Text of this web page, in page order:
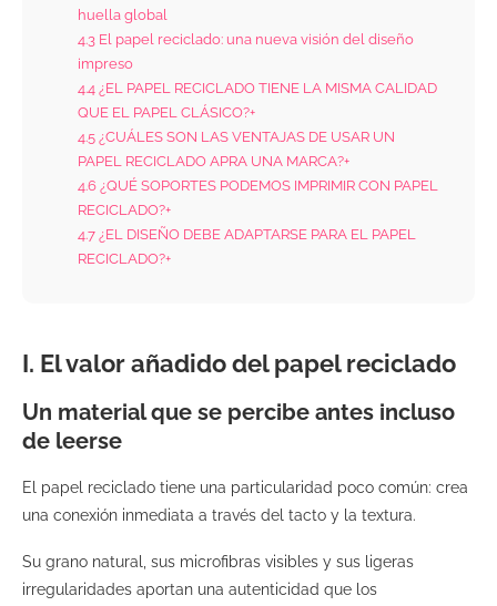
huella global
4.3 El papel reciclado: una nueva visión del diseño
impreso
4.4 ¿EL PAPEL RECICLADO TIENE LA MISMA CALIDAD
QUE EL PAPEL CLÁSICO?+
4.5¿CUÁLES SON LAS VENTAJAS DE USAR UN
PAPEL RECICLADO APRA UNA MARCA?+
4.6¿QUÉ SOPORTES PODEMOS IMPRIMIR CON PAPEL
RECICLADO?+
4.7¿EL DISEÑO DEBE ADAPTARSE PARA EL PAPEL
RECICLADO?+
I. El valor añadido del papel reciclado
Un material que se percibe antes incluso
de leerse
El papel reciclado tiene una particularidad poco común: crea
una conexión inmediata a través del tacto y la textura.
Su grano natural, sus microfibras visibles y sus ligeras
irregularidades aportan una autenticidad que los